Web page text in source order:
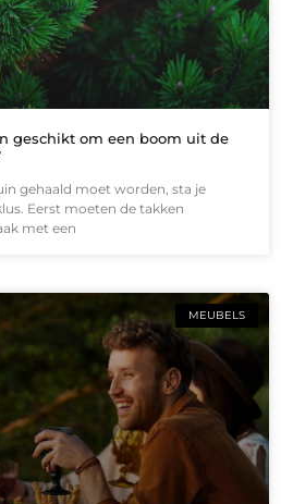
geschikt om een boom uit de
gehaald moet worden, sta je
Eerst moeten de takken
met een
MEUBELS